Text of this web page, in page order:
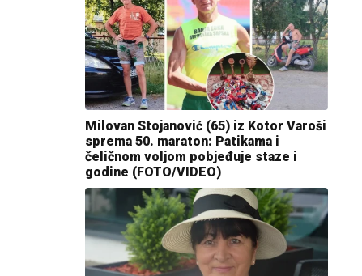
Milovan Stojanović (65) iz Kotor Varoši
sprema 50. maraton: Patikama i
čeličnom voljom pobjeđuje staze i
godine (FOTO/VIDEO)